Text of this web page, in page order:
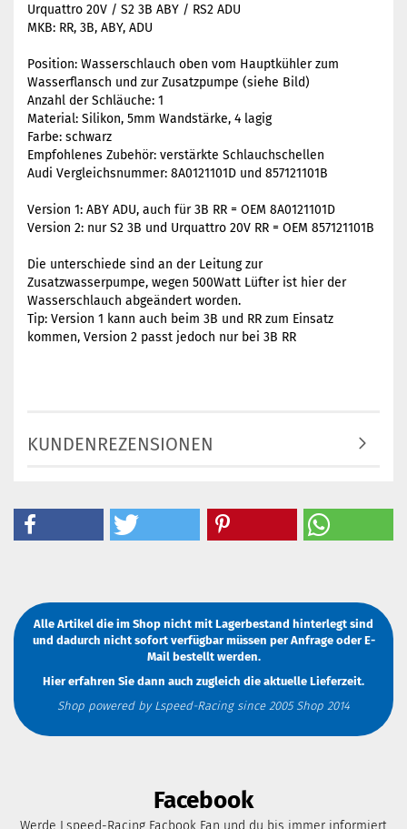
Urquattro 20V / S2 3B ABY / RS2 ADU
MKB: RR, 3B, ABY, ADU
Position: Wasserschlauch oben vom Hauptkühler zum
Wasserflansch und zur Zusatzpumpe (siehe Bild)
Anzahl der Schläuche: 1
Material: Silikon, 5mm Wandstärke, 4 lagig
Farbe: schwarz
Empfohlenes Zubehör: verstärkte Schlauchschellen
Audi Vergleichsnummer: 8A0121101D und 857121101B
Version 1: ABY ADU, auch für 3B RR = OEM 8A0121101D
Version 2: nur S2 3B und Urquattro 20V RR = OEM 857121101B
Die unterschiede sind an der Leitung zur
Zusatzwasserpumpe, wegen 500Watt Lüfter ist hier der
Wasserschlauch abgeändert worden.
Tip: Version 1 kann auch beim 3B und RR zum Einsatz
kommen, Version 2 passt jedoch nur bei 3B RR
KUNDENREZENSIONEN
Alle Artikel die im Shop nicht mit Lagerbestand hinterlegt sind
und dadurch nicht sofort verfügbar müssen per AnfrageoderE-
Mailbestellt werden.
Hier erfahren Sie dann auch zugleich die aktuelle Lieferzeit.
Shop powered by Lspeed-Racing since 2005 Shop 2014
Facebook
Werde Lspeed-Racing Facbook Fan und du bis immer informiert